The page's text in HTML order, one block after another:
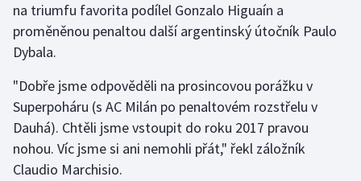
Golf
Gymnastika
Házená
Jezdectví
Judo
na triumfu favorita podílel Gonzalo Higuaín a
proměněnou penaltou další argentinský útočník Paulo
Dybala.
"Dobře jsme odpověděli na prosincovou porážku v
Superpoháru (s AC Milán po penaltovém rozstřelu v
Dauhá). Chtěli jsme vstoupit do roku 2017 pravou
nohou. Víc jsme si ani nemohli přát," řekl záložník
Claudio Marchisio.